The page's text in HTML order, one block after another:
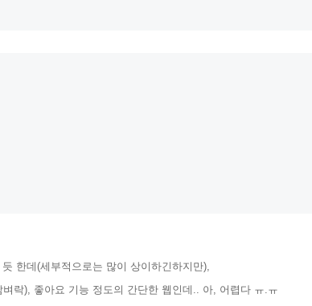
한데(세부적으로는 많이 상이하긴하지만),
락), 좋아요 기능 정도의 간단한 웹인데.. 아, 어렵다 ㅠ.ㅠ